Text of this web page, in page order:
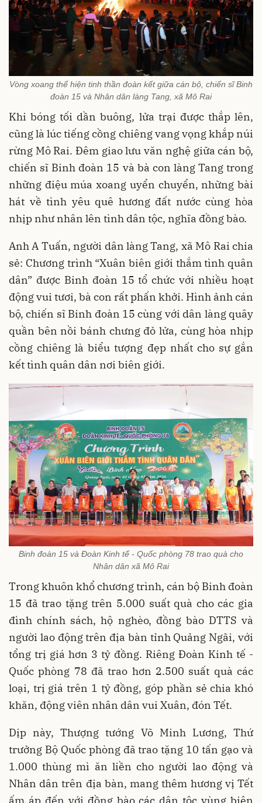
Vòng xoang thể hiện tinh thần đoàn kết giữa cán bộ, chiến sĩ Binh
đoàn 15 và Nhân dân làng Tang, xã Mô Rai
Khi bóng tối dần buông, lửa trại được thắp lên,
cũng là lúc tiếng cồng chiêng vang vọng khắp núi
rừng Mô Rai. Đêm giao lưu văn nghệ giữa cán bộ,
chiến sĩ Binh đoàn 15 và bà con làng Tang trong
những điệu múa xoang uyển chuyển, những bài
hát về tình yêu quê hương đất nước cùng hòa
nhịp như nhân lên tình dân tộc, nghĩa đồng bào.
Anh A Tuấn, người dân làng Tang, xã Mô Rai chia
sẻ: Chương trình “Xuân biên giới thắm tình quân
dân” được Binh đoàn 15 tổ chức với nhiều hoạt
động vui tươi, bà con rất phấn khởi. Hình ảnh cán
bộ, chiến sĩ Binh đoàn 15 cùng với dân làng quây
quần bên nồi bánh chưng đỏ lửa, cùng hòa nhịp
cồng chiêng là biểu tượng đẹp nhất cho sự gắn
kết tình quân dân nơi biên giới.
Binh đoàn 15 và Đoàn Kinh tế - Quốc phòng 78 trao quà cho
Nhân dân xã Mô Rai
Trong khuôn khổ chương trình, cán bộ Binh đoàn
15 đã trao tặng trên 5.000 suất quà cho các gia
đình chính sách, hộ nghèo, đồng bào DTTS và
người lao động trên địa bàn tỉnh Quảng Ngãi, với
tổng trị giá hơn 3 tỷ đồng. Riêng Đoàn Kinh tế -
Quốc phòng 78 đã trao hơn 2.500 suất quà các
loại, trị giá trên 1 tỷ đồng, góp phần sẻ chia khó
khăn, động viên nhân dân vui Xuân, đón Tết.
Dịp này, Thượng tướng Võ Minh Lương, Thứ
trưởng Bộ Quốc phòng đã trao tặng 10 tấn gạo và
1.000 thùng mì ăn liền cho người lao động và
Nhân dân trên địa bàn, mang thêm hương vị Tết